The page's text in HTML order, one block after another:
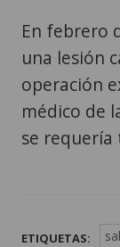
En febrero
una lesión
operación
médico de
se
ETIQUETAS: